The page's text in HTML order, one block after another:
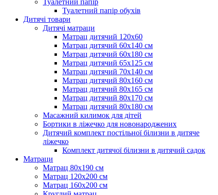
Туалетний папір
Туалетний папір обухів
Дитячі товари
Дитячі матраци
Матрац дитячий 120х60
Матрац дитячий 60х140 см
Матрац дитячий 60х180 см
Матрац дитячий 65х125 см
Матрац дитячий 70х140 см
Матрац дитячий 80х160 см
Матрац дитячий 80х165 см
Матрац дитячий 80х170 см
Матрац дитячий 80х180 см
Масажний килимок для дітей
Бортики в ліжечко для новонароджених
Дитячий комплект постільної білизни в дитяче
ліжечко
Комплект дитячої білизни в дитячий садок
Матраци
Матрац 80х190 см
Матрац 120х200 см
Матрац 160х200 см